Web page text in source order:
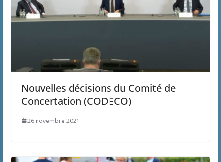
Nouvelles décisions du Comité de
Concertation (CODECO)
26 novembre 2021